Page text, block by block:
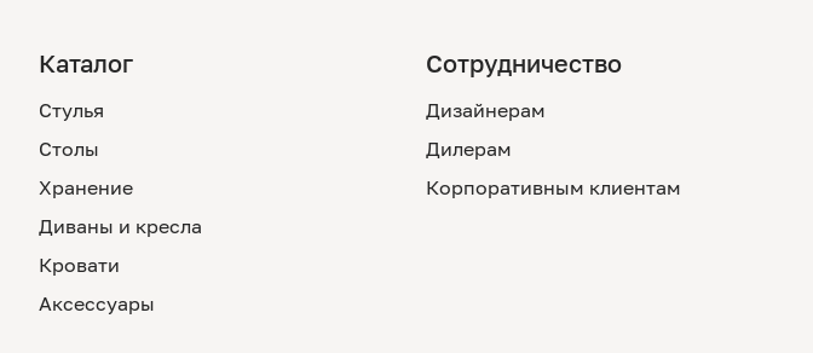
Каталог
Стулья
Столы
Хранение
Диваны и кресла
Кровати
Аксессуары
Сотрудничество
Дизайнерам
Дилерам
Корпоративным клиентам